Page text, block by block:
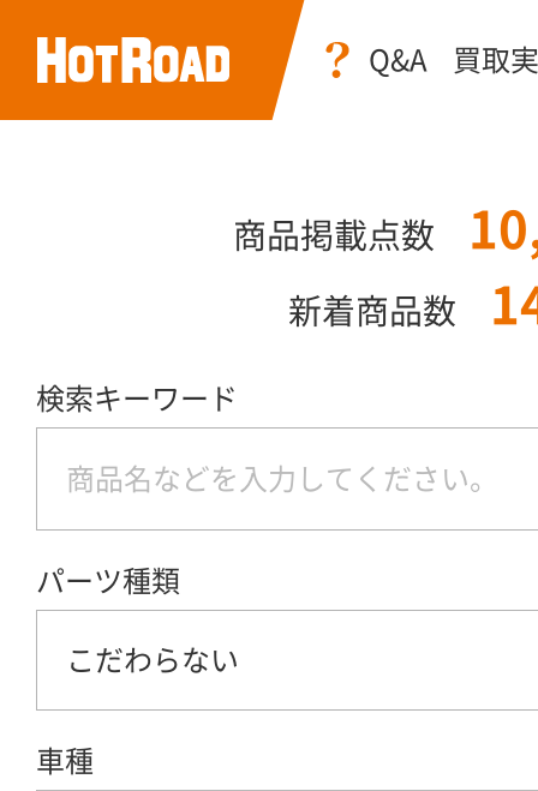
Q&A 買取
商品掲載点数
新着商品数
検索キーワード
パーツ種類
こだわらない
車種